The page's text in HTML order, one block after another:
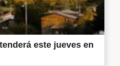
este jueves en